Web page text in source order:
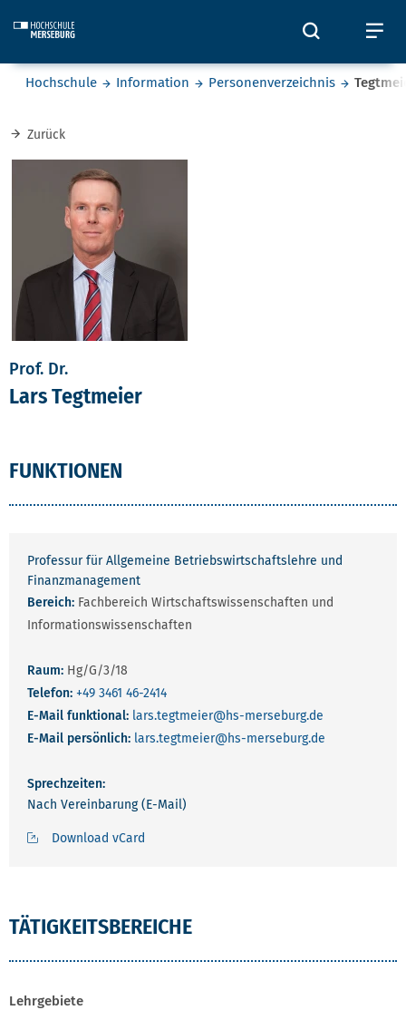
Öffnet
Sie befinden sich hier:
Hochschule Information Personenverzeichnis
Zurück
Prof. Dr.
Lars Tegtmeier
FUNKTIONEN
Professur für Allgemeine Betriebswirtschaftslehre und
Finanzmanagement
Bereich: Fachbereich Wirtschaftswissenschaften und
Informationswissenschaften
Raum: Hg/G/3/18
Telefon: +49 3461 46-2414
E-Mail funktional: lars.tegtmeier@hs-merseburg.de
E-Mail persönlich: lars.tegtmeier@hs-merseburg.de
Sprechzeiten:
Nach Vereinbarung (E-Mail)
Download vCard
TÄTIGKEITSBEREICHE
Lehrgebiete